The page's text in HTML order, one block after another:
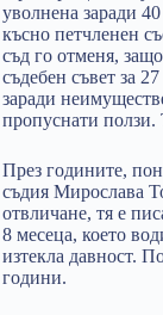
уволнена заради
късно петчленен
съд го отменя,
съдебен съвет за
заради
пропуснати ползи.
През годините,
съдия Мирослава
отвличане, тя е
8 месеца, което
изтекла давност.
години.